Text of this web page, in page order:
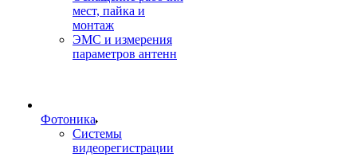
мест, пайка и
монтаж
ЭМС и измерения
параметров антенн
Фотоника
Cистемы
видеорегистрации